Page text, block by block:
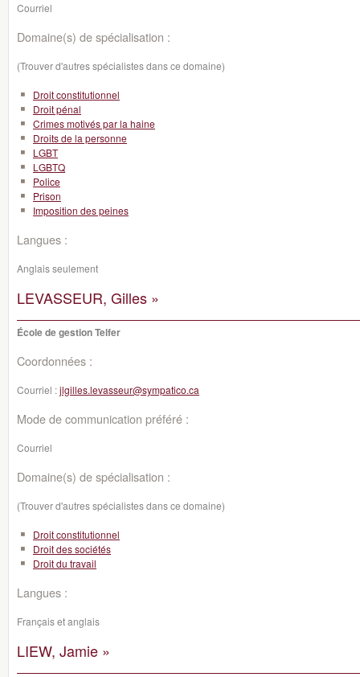
Courriel
Domaine(s) de spécialisation :
(Trouver d'autres spécialistes dans ce domaine)
Droit constitutionnel
Droit pénal
Crimes motivés par la haine
Droits de la personne
LGBT
LGBTQ
Police
Prison
Imposition des peines
Langues :
Anglais seulement
LEVASSEUR, Gilles »
École de gestion Telfer
Coordonnées :
Courriel :jlgilles.levasseur@sympatico.ca
Mode de communication préféré :
Courriel
Domaine(s) de spécialisation :
(Trouver d'autres spécialistes dans ce domaine)
Droit constitutionnel
Droit des sociétés
Droit du travail
Langues :
Français et anglais
LIEW, Jamie »